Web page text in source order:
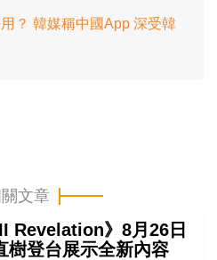
？ 韓媒稱中國App 深受韓
文章
Revelation》8月26日
樹登台展示全新內容